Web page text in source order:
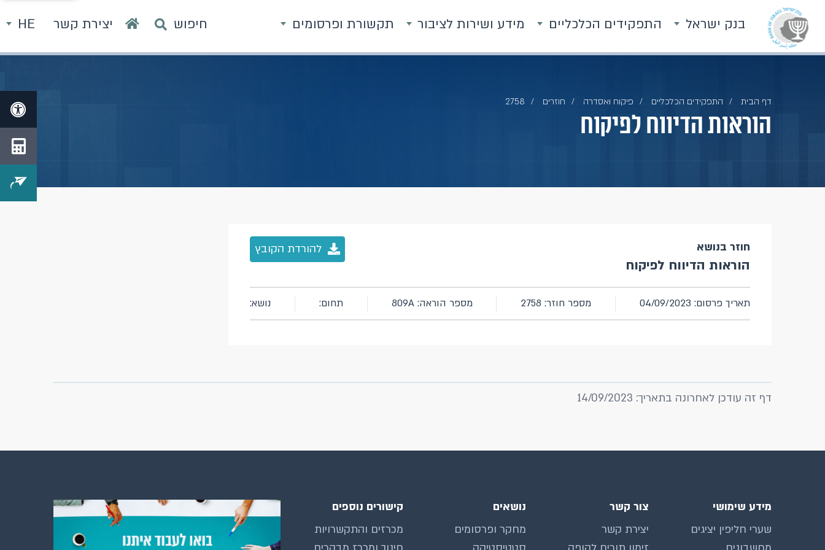
בנק ישראל התפקידים הכלכליים מידע ושירות לציבור תקשורת ופרסומים חיפוש יצירת קשר HE
דף הבית התפקידים הכלכליים פיקוח ואסדרה חוזרים 2758
הוראות הדיווח לפיקוח
חוזר בנושא
הוראות הדיווח לפיקוח
להורדת הקובץ
תאריך פרסום: 04/09/2023 מספר חוזר: 2758 מספר הוראה: 809A תחום: נושא:
דף זה עודכן לאחרונה בתאריך: 14/09/2023
מידע שימושי
שערי חליפין יציגים
צור קשר
יצירת קשר
נושאים
מחקר ופרסומים
קישורים נוספים
מכרזים והתקשרויות